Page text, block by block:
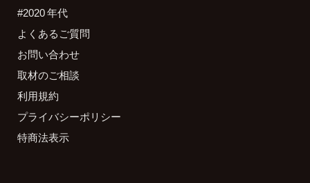
#2020 年代
よくあるご質問
お問い合わせ
取材のご相談
利用規約
プライバシーポリシー
特商法表示